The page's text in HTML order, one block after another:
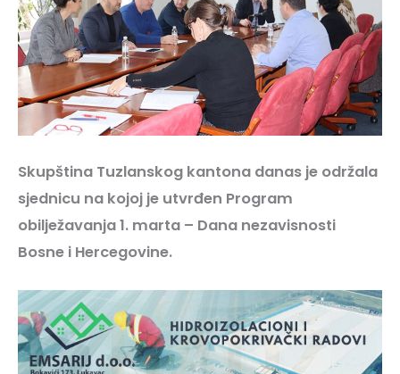
Skupština Tuzlanskog kantona danas je održala
sjednicu na kojoj je utvrđen Program
obilježavanja 1. marta – Dana nezavisnosti
Bosne i Hercegovine.